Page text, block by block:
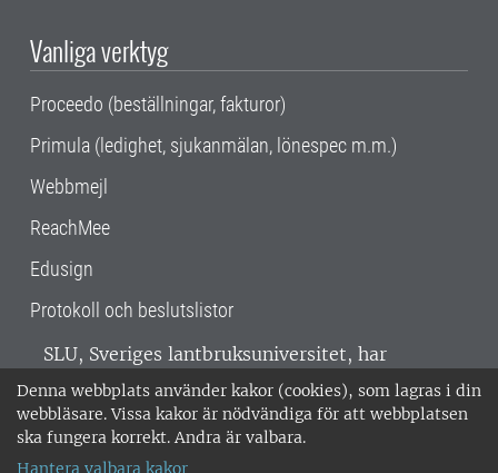
Denna webbplats använder kakor (cookies), som lagras i din
webbläsare. Vissa kakor är nödvändiga för att webbplatsen
ska fungera korrekt. Andra är valbara.
Hantera valbara kakor
Vanliga verktyg
Proceedo (beställningar, fakturor)
Primula (ledighet, sjukanmälan, lönespec m.m.)
Webbmejl
ReachMee
Edusign
Protokoll och beslutslistor
SLU, Sveriges lantbruksuniversitet, har
verksamhet över hela Sverige. Huvudorter är
Alnarp, Uppsala och Umeå.SLU är
miljöcertifierat enligt ISO 14001. •
018-67 10 00 • Org nr: 202100-2817 •